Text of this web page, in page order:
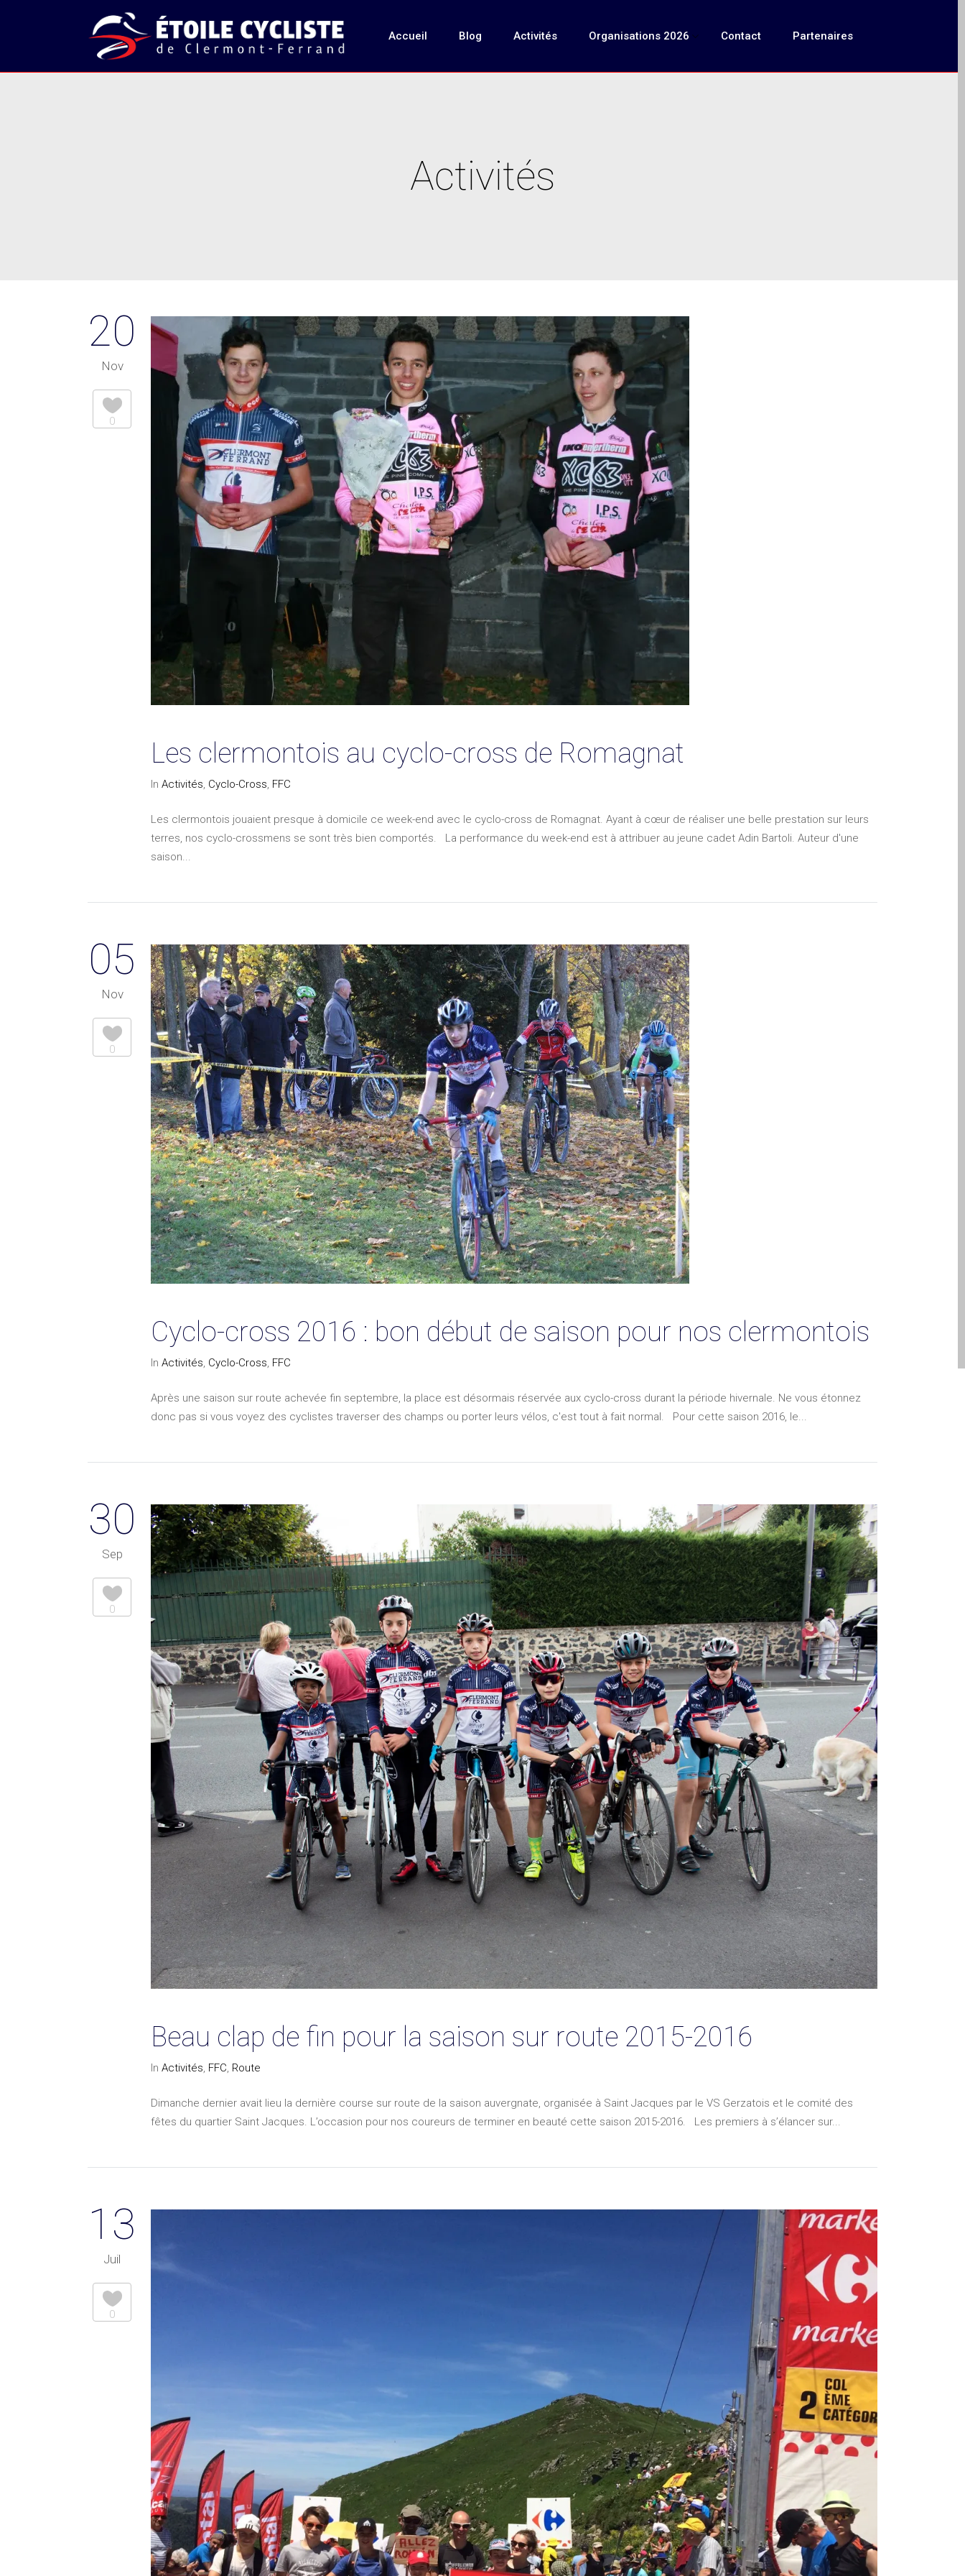
Accueil Blog Activités Organisations 2026 Contact Partenaires
Activités
20
Nov
0
Les clermontois au cyclo-cross de Romagnat
In Activités, Cyclo-Cross, FFC
Les clermontois jouaient presque à domicile ce week-end avec le cyclo-cross de Romagnat. Ayant à cœur de réaliser une belle prestation sur leurs
terres, nos cyclo-crossmens se sont très bien comportés. La performance du week-end est à attribuer au jeune cadet Adin Bartoli. Auteur d'une
saison...
05
Nov
0
Cyclo-cross 2016 : bon début de saison pour nos clermontois
In Activités, Cyclo-Cross, FFC
Après une saison sur route achevée fin septembre, la place est désormais réservée aux cyclo-cross durant la période hivernale. Ne vous étonnez
donc pas si vous voyez des cyclistes traverser des champs ou porter leurs vélos, c'est tout à fait normal. Pour cette saison 2016, le...
30
Sep
0
Beau clap de fin pour la saison sur route 2015-2016
In Activités, FFC, Route
Dimanche dernier avait lieu la dernière course sur route de la saison auvergnate, organisée à Saint Jacques par le VS Gerzatois et le comité des
fêtes du quartier Saint Jacques. L’occasion pour nos coureurs de terminer en beauté cette saison 2015-2016. Les premiers à s’élancer sur...
13
Juil
0